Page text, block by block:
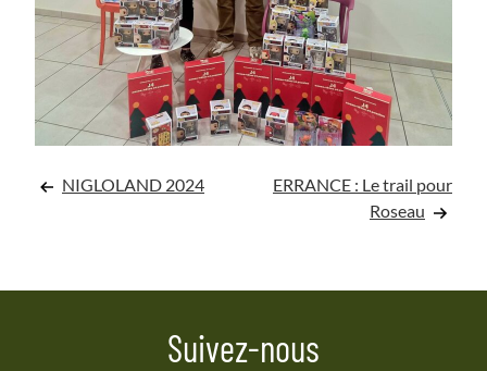
Navigation
l’article
NIGLOLAND 2024
ERRANCE : Le trail pour
Roseau
Suivez-nous